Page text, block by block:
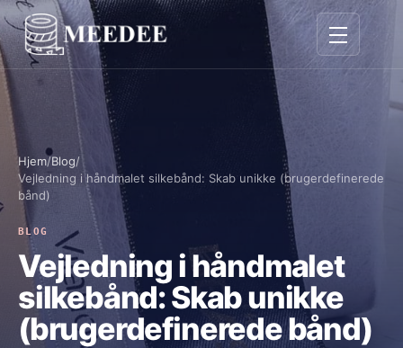
Skift
Hjem/Blog/
Vejledning i håndmalet silkebånd: Skab unikke (brugerdefinerede
bånd)
BLOG
Vejledning i håndmalet
silkebånd: Skab unikke
(brugerdefinerede bånd)